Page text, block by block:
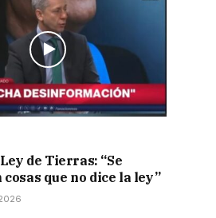
de Tierras: “Se
que no dice la ley”